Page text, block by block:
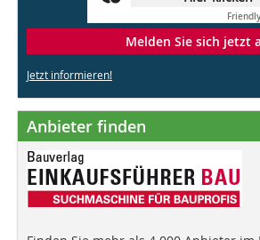
Friendly
Melden Sie sich jetzt
Jetzt informieren!
Anbieter finden